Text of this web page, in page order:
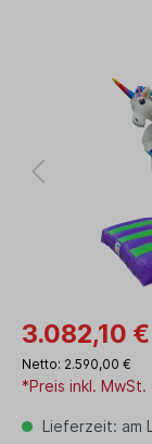
3.082,10
Netto: 2.590,00 €
*Preis inkl.
Lieferzeit: am